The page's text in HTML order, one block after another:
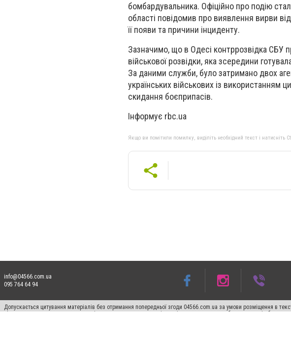
бомбардувальника. Офіційно про подію
області повідомив про виявлення вирви
її появи та причини інциденту.
Зазначимо, що в Одесі контррозвідка СБУ
військової розвідки, яка зсередини
За даними служби, було затримано двох
українських військових із використанням
скидання боєприпасів.
Інформує rbc.ua
Якщо ви помітили помилку, виділіть необхідний текст і натисніть
info@04566.com.ua
095 764 64 94
Допускається цитування матеріалів без отримання попередньої згоди 04566.com.ua за умови розміщення в
відкритого для пошукових систем гіперпосилання на цитовані статті не нижче другого абзацу в тексті або в